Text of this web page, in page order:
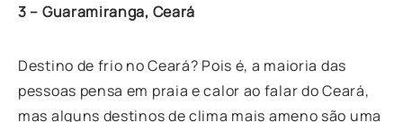
3 – Guaramiranga, Ceará
Destino de frio no Ceará? Pois é, a maioria das
pessoas pensa em praia e calor ao falar do Ceará,
mas alguns destinos de clima mais ameno são uma